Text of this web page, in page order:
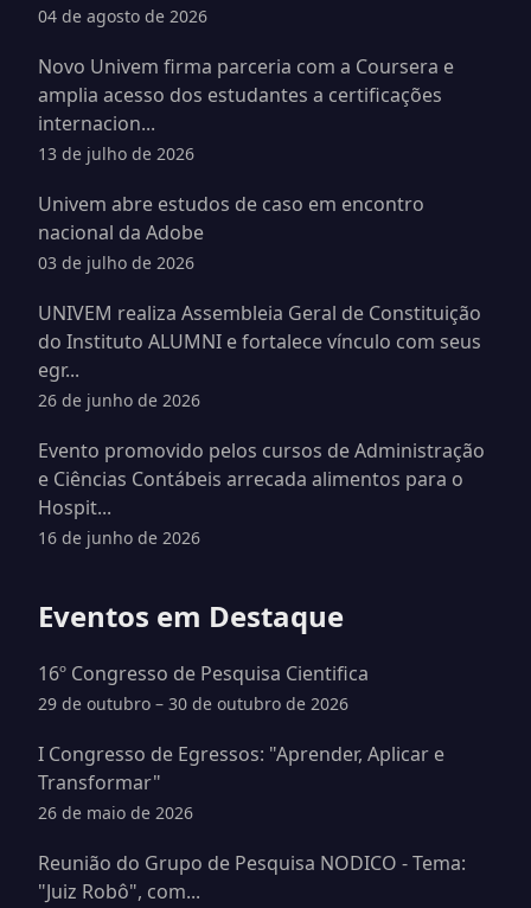
04 de agosto de 2026
Novo Univem firma parceria com a Coursera e
amplia acesso dos estudantes a certificações
internacion...
13 de julho de 2026
Univem abre estudos de caso em encontro
nacional da Adobe
03 de julho de 2026
UNIVEM realiza Assembleia Geral de Constituição
do Instituto ALUMNI e fortalece vínculo com seus
egr...
26 de junho de 2026
Evento promovido pelos cursos de Administração
e Ciências Contábeis arrecada alimentos para o
Hospit...
16 de junho de 2026
Eventos em Destaque
16º Congresso de Pesquisa Cientifica
29 de outubro – 30 de outubro de 2026
I Congresso de Egressos: "Aprender, Aplicar e
Transformar"
26 de maio de 2026
Reunião do Grupo de Pesquisa NODICO - Tema:
"Juiz Robô", com...